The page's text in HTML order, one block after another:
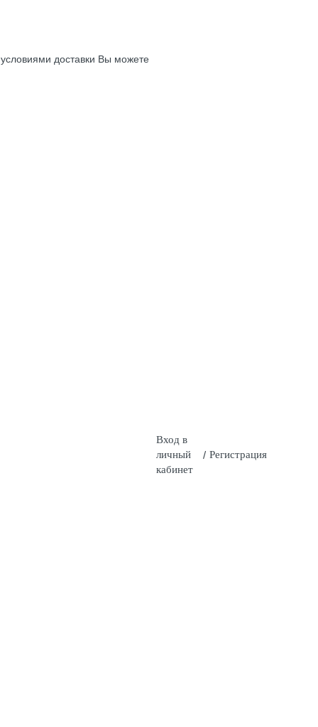
доставки Вы можете
Вход в
личный
кабинет
/ Регистрация